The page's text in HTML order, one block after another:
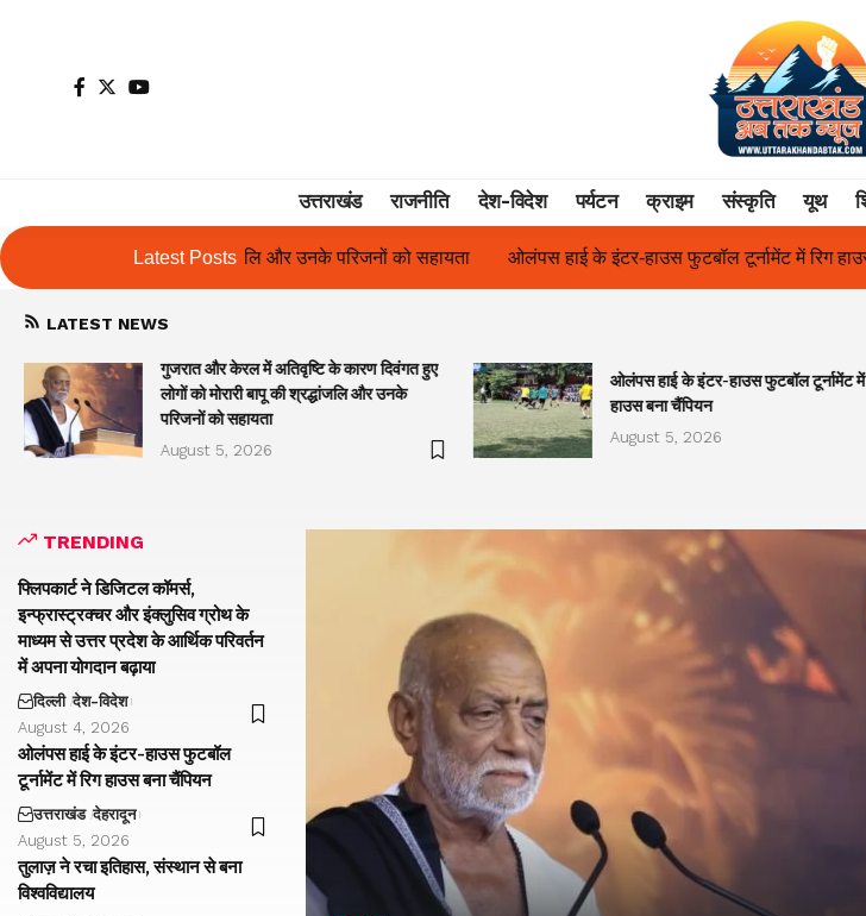
उत्तराखंड राजनीति देश-विदेश पर्यटन क्राइम संस्कृति यूथ
Latest Posts
परिजनों को सहायता ओलंपस हाई के इंटर-हाउस फुटबॉल टूर्नामेंट में रिग हाउस बना चैंपियन तुलाज़ ने रचा इतिहास,
LATEST NEWS
गुजरात और केरल में अतिवृष्टि के कारण दिवंगत हुए
लोगों को मोरारी बापू की श्रद्धांजलि और उनके
परिजनों को सहायता
August 5, 2026
ओलंपस हाई के इंटर-हाउस फुटबॉल टूर्नामेंट में
हाउस बना चैंपियन
August 5, 2026
TRENDING
फ्लिपकार्ट ने डिजिटल कॉमर्स,
इन्फ्रास्ट्रक्चर और इंक्लुसिव ग्रोथ के
माध्यम से उत्तर प्रदेश के आर्थिक परिवर्तन
में अपना योगदान बढ़ाया
दिल्ली देश-विदेश
August 4, 2026
ओलंपस हाई के इंटर-हाउस फुटबॉल
टूर्नामेंट में रिग हाउस बना चैंपियन
उत्तराखंड देहरादून
August 5, 2026
तुलाज़ ने रचा इतिहास, संस्थान से बना
विश्वविद्यालय